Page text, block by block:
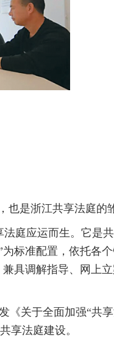
也是浙江共享法庭的
庭应运而生。它是
标准配置，依托各个
具调解指导、网上
《关于全面加强“共
享法庭建设。